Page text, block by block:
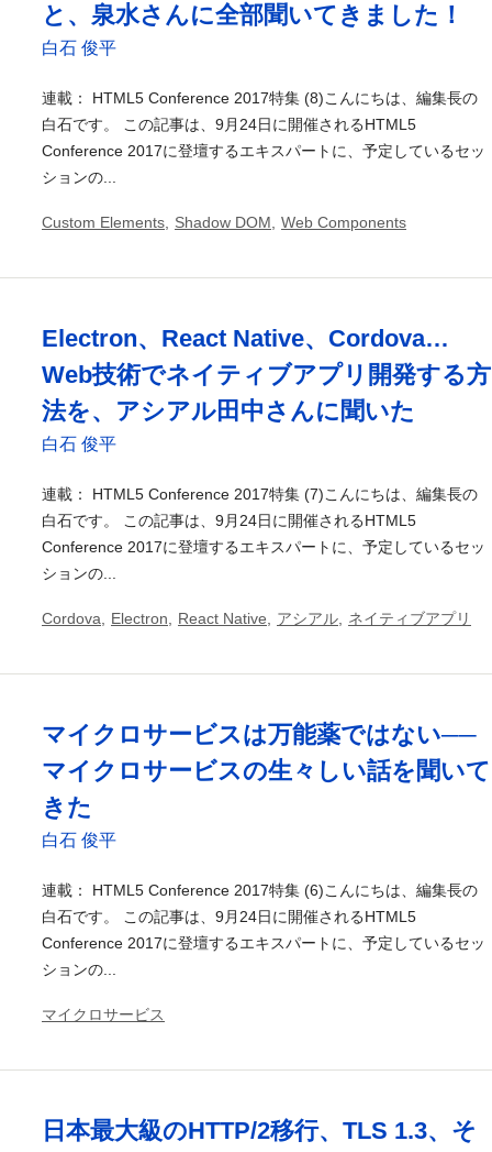
と、泉水さんに全部聞いてきました！
白石 俊平
連載： HTML5 Conference 2017特集 (8)こんにちは、編集長の
白石です。 この記事は、9月24日に開催されるHTML5
Conference 2017に登壇するエキスパートに、予定しているセッ
ションの...
Custom Elements Shadow DOM Web Components
Electron、React Native、Cordova…
Web技術でネイティブアプリ開発する方
法を、アシアル田中さんに聞いた
白石 俊平
連載： HTML5 Conference 2017特集 (7)こんにちは、編集長の
白石です。 この記事は、9月24日に開催されるHTML5
Conference 2017に登壇するエキスパートに、予定しているセッ
ションの...
Cordova Electron React Native アシアル ネイティブアプリ
マイクロサービスは万能薬ではない──
マイクロサービスの生々しい話を聞いて
きた
白石 俊平
連載： HTML5 Conference 2017特集 (6)こんにちは、編集長の
白石です。 この記事は、9月24日に開催されるHTML5
Conference 2017に登壇するエキスパートに、予定しているセッ
ションの...
マイクロサービス
日本最大級のHTTP/2移行、TLS 1.3、そ